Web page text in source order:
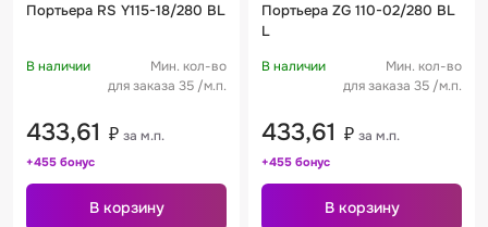
полиэстер
Портьера RS Y115-18/280 BL
В наличии
Мин. кол-во
для заказа 35 /м.п.
433,61 ₽ за м.п.
+455 бонус
В корзину
полиэстер
Портьера ZG 110-02/280 BL
L
В наличии
Мин. кол-во
для заказа 35 /м.п.
433,61 ₽ за м.п.
+455 бонус
В корзину